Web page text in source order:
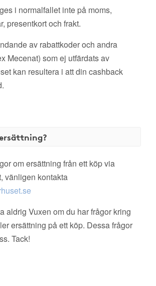
i normalfallet inte på moms,
presentkort och frakt.
av rabattkoder och andra
Mecenat) som ej utfärdats av
kan resultera i att din cashback
om ersättning från ett köp via
vänligen kontakta
aldrig Vuxen om du har frågor kring
ersättning på ett köp. Dessa frågor
Tack!